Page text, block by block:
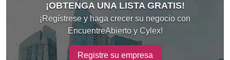
¡OBTENGA UNA LISTA GRATIS!
¡Regístrese y haga crecer su negocio con
EncuentreAbierto y Cylex!
Registre su empresa